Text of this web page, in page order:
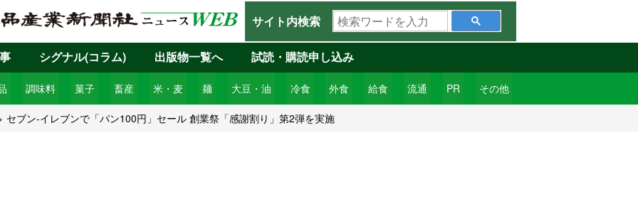
サイト内検索
検
索
ワ
ー
ド
を
入
調味料 菓子 畜産 米・麦 麺 大豆・油 冷食 外食 給食 流通 PR その他
シグナル(コラム) 出版物一覧へ 試読・購読申し込み
セブン‐イレブンで「パン100円」セール 創業祭「感謝割り」第2弾を実施